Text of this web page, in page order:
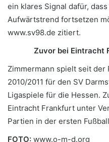
ein klares Signal dafür,
Aufwärtstrend fortsetzen
www.sv98.de zitiert.
Zuvor bei Eintracht
Zimmermann spielt seit der
2010/2011 für den SV
Ligaspiele für die Hessen.
Eintracht Frankfurt unter
Partien in der ersten
FOTO: www.o-m-d.org